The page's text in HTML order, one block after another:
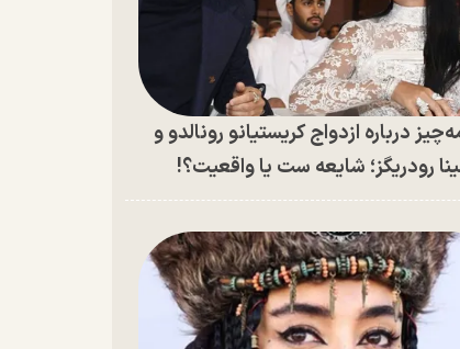
درباره ازدواج کریستیانو رونالدو و
رودریگز؛ شایعه ست یا واقعیت؟!